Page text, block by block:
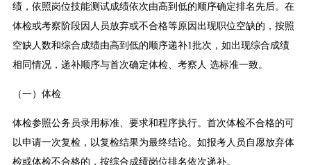
绩，依照岗位技能测试成绩依次由高到低的顺序确定排名先后。在
体检或考察阶段因人员放弃或不合格等原因出现职位空缺的，按照
空缺人数和综合成绩由高到低的顺序递补1批次，如出现综合成绩
相同情况，递补顺序与首次确定体检、考察人 选标准一致。
（一）体检
体检参照公务员录用标准、要求和程序执行。首次体检不合格的可
以申请一次复检，以复检结果为最终结论。如报考人员自愿放弃体
检或体检不合格的，按综合成绩岗位排名依次递补。